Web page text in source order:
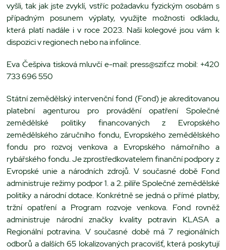
vyšli, tak jak jste zvyklí, vstříc požadavku fyzickým osobám s
případným posunem výplaty, využijte možnosti odkladu,
která platí nadále i v roce 2023. Naši kolegové jsou vám k
dispozici v regionech nebo na infolince.
Eva Češpiva tisková mluvčí e-mail: press@szif.cz mobil: +420
733 696 550
Státní zemědělský intervenční fond (Fond) je akreditovanou
platební agenturou pro provádění opatření Společné
zemědělské politiky financovaných z Evropského
zemědělského záručního fondu, Evropského zemědělského
fondu pro rozvoj venkova a Evropského námořního a
rybářského fondu. Je zprostředkovatelem finanční podpory z
Evropské unie a národních zdrojů. V současné době Fond
administruje režimy podpor 1. a 2. pilíře Společné zemědělské
politiky a národní dotace. Konkrétně se jedná o přímé platby,
tržní opatření a Program rozvoje venkova. Fond rovněž
administruje národní značky kvality potravin KLASA a
Regionální potravina. V současné době má 7 regionálních
odborů a dalších 65 lokalizovaných pracovišť, která poskytují